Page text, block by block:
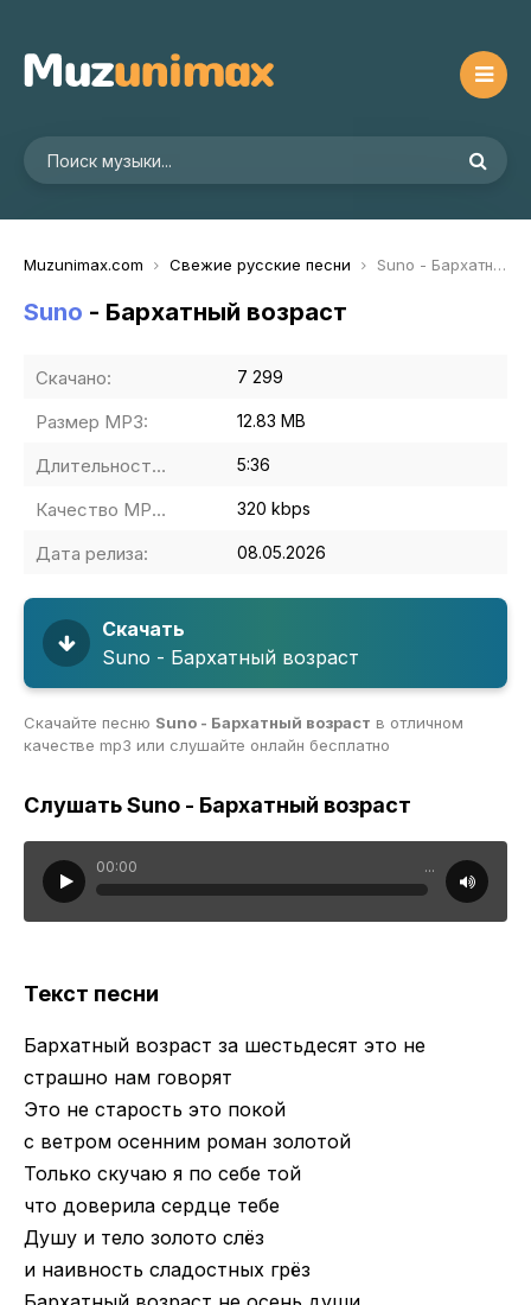
Muzunimax.com Свежие русские песни Suno - Бархатный возраст
Suno - Бархатный возраст
Скачано: 7 299
Размер MP3: 12.83 MB
Длительность MP3: 5:36
Качество MP3: 320 kbps
Дата релиза: 08.05.2026
Скачать
Suno - Бархатный возраст
Скачайте песню Suno - Бархатный возраст в отличном
качестве mp3 или слушайте онлайн бесплатно
Слушать Suno - Бархатный возраст
00:00 ...
Текст песни
Бархатный возраст за шестьдесят это не
страшно нам говорят
Это не старость это покой
с ветром осенним роман золотой
Только скучаю я по себе той
что доверила сердце тебе
Душу и тело золото слёз
и наивность сладостных грёз